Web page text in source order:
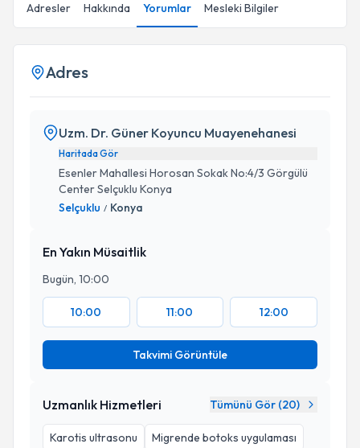
Adresler Hakkında Yorumlar Mesleki Bilgiler
Adres
Uzm. Dr. Güner Koyuncu Muayenehanesi
Haritada Gör
Esenler Mahallesi Horosan Sokak No:4/3 Görgülü
Center Selçuklu Konya
Selçuklu / Konya
En Yakın Müsaitlik
Bugün, 10:00
10:00 11:00 12:00
Takvimi Görüntüle
Uzmanlık Hizmetleri Tümünü Gör (20)
Karotis ultrasonu
Migrende botoks uygulaması